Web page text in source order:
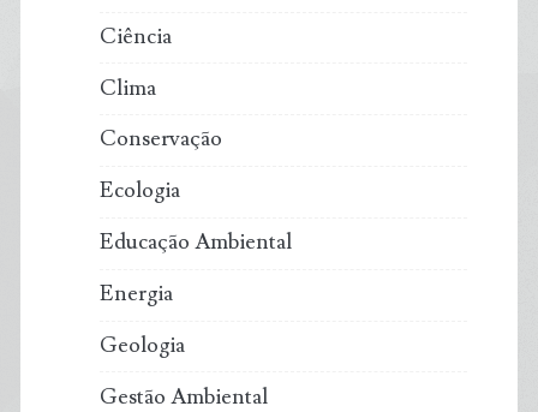
Ciência
Clima
Conservação
Ecologia
Educação Ambiental
Energia
Geologia
Gestão Ambiental